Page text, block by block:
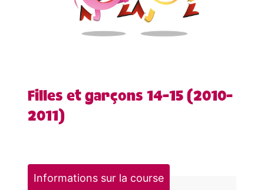
Filles et garçons 14-15 (2010-
2011)
Informations sur la course